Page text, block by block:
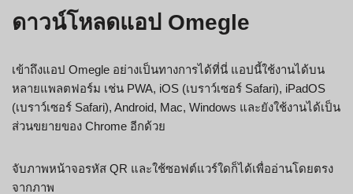
ดาวน์โหลดแอป Omegle
เข้าถึงแอป Omegle อย่างเป็นทางการได้ที่นี่ แอปนี้ใช้งานได้บน
หลายแพลตฟอร์ม เช่น PWA, iOS (เบราว์เซอร์ Safari), iPadOS
(เบราว์เซอร์ Safari), Android, Mac, Windows และยังใช้งานได้เป็น
ส่วนขยายของ Chrome อีกด้วย
จับภาพหน้าจอรหัส QR และใช้ซอฟต์แวร์ใดก็ได้เพื่ออ่านโดยตรง
จากภาพ